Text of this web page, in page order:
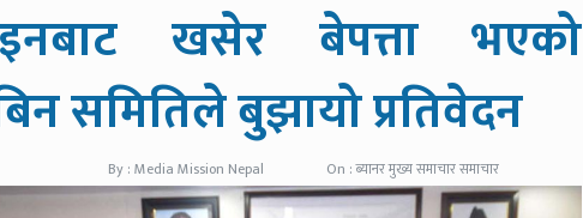
खसेर बेपत्ता भएको
समितिले बुझायो प्रतिवेदन
By : Media Mission Nepal On : ब्यानर मुख्य समाचार समाचार